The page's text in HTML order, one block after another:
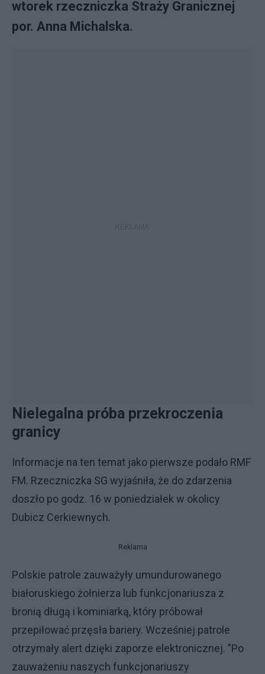
wtorek rzeczniczka Straży Granicznej
por. Anna Michalska.
Nielegalna próba przekroczenia
granicy
Informacje na ten temat jako pierwsze podało RMF
FM. Rzeczniczka SG wyjaśniła, że do zdarzenia
doszło po godz. 16 w poniedziałek w okolicy
Dubicz Cerkiewnych.
Reklama
Polskie patrole zauważyły umundurowanego
białoruskiego żołnierza lub funkcjonariusza z
bronią długą i kominiarką, który próbował
przepiłować przęsła bariery. Wcześniej patrole
otrzymały alert dzięki zaporze elektronicznej. "Po
zauważeniu naszych funkcjonariuszy